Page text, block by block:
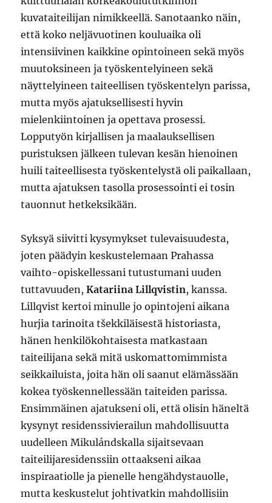
kuvataiteilijan nimikkeellä. Sanotaanko näin,
että koko neljävuotinen kouluaika oli
intensiivinen kaikkine opintoineen sekä myös
muutoksineen ja työskentelyineen sekä
näyttelyineen taiteellisen työskentelyn parissa,
mutta myös ajatuksellisesti hyvin
mielenkiintoinen ja opettava prosessi.
Lopputyön kirjallisen ja maalauksellisen
puristuksen jälkeen tulevan kesän hienoinen
huili taiteellisesta työskentelystä oli paikallaan,
mutta ajatuksen tasolla prosessointi ei tosin
tauonnut hetkeksikään.
Syksyä siivitti kysymykset tulevaisuudesta,
joten päädyin keskustelemaan Prahassa
vaihto-opiskellessani tutustumani uuden
tuttavuuden,Katariina Lillqvistin, kanssa.
Lillqvist kertoi minulle jo opintojeni aikana
hurjia tarinoita tšekkiläisestä historiasta,
hänen henkilökohtaisesta matkastaan
taiteilijana sekä mitä uskomattomimmista
seikkailuista, joita hän oli saanut elämässään
kokea työskennellessään taiteiden parissa.
Ensimmäinen ajatukseni oli, että olisin häneltä
kysynyt residenssivierailun mahdollisuutta
uudelleen Mikulándskalla sijaitsevaan
taiteilijaresidenssiin ottaakseni aikaa
inspiraatiolle ja pienelle hengähdystauolle,
mutta keskustelut johtivatkin mahdollisiin